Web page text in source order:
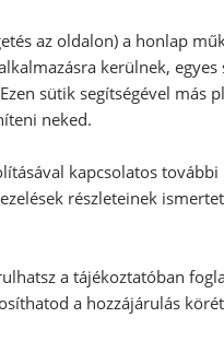
recepthez még nem
írása
írásához, kérjük,
az oldalon) a honlap
kerülnek,
sütik segítségével más
neked.
kapcsolatos
részleteinek
a tájékoztatóban
a hozzájárulás